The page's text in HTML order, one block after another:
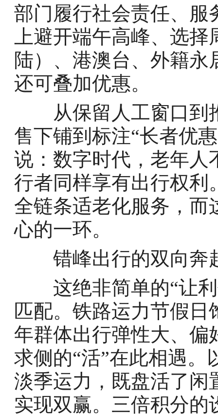
部门履行社会责任、服
上避开端午高峰、选择
陆）、港澳台、外籍
还可叠加优惠。
从保留人工窗口到
售下铺到标注“长者优
说：数字时代，老年人
行者同样享有出行权利
全链条适老化服务，而
心的一环。
错峰出行的双向奔
这绝非简单的“让利
匹配。铁路运力节假
年群体出行弹性大、
求侧的“活”在此相遇
淡季运力，既盘活了闲
实现双赢。三倍积分